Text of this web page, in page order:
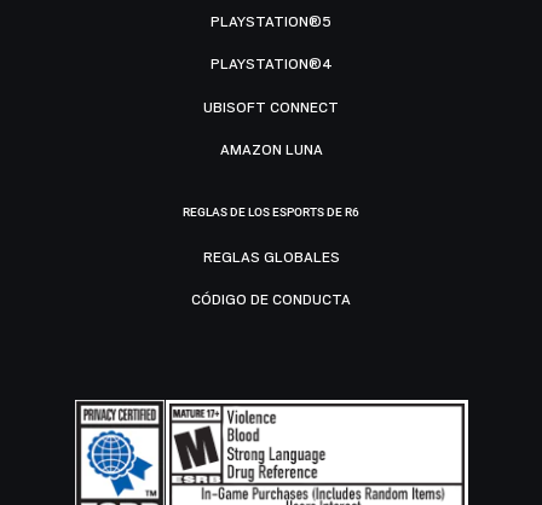
PLAYSTATION®5
PLAYSTATION®4
UBISOFT CONNECT
AMAZON LUNA
REGLAS DE LOS ESPORTS DE R6
REGLAS GLOBALES
CÓDIGO DE CONDUCTA